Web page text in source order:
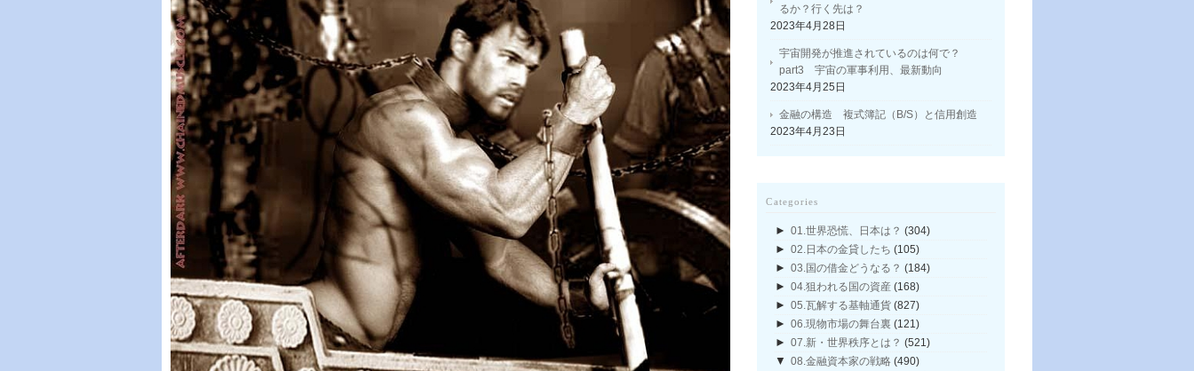
るか？行く先は？
2023年4月28日
宇宙開発が推進されているのは何で？
part3 宇宙の軍事利用、最新動向
2023年4月25日
金融の構造 複式簿記（B/S）と信用創造
2023年4月23日
Categories
► 01.世界恐慌、日本は？ (304)
► 02.日本の金貸したち (105)
► 03.国の借金どうなる？ (184)
► 04.狙われる国の資産 (168)
► 05.瓦解する基軸通貨 (827)
► 06.現物市場の舞台裏 (121)
► 07.新・世界秩序とは？ (521)
▼ 08.金融資本家の戦略 (490)